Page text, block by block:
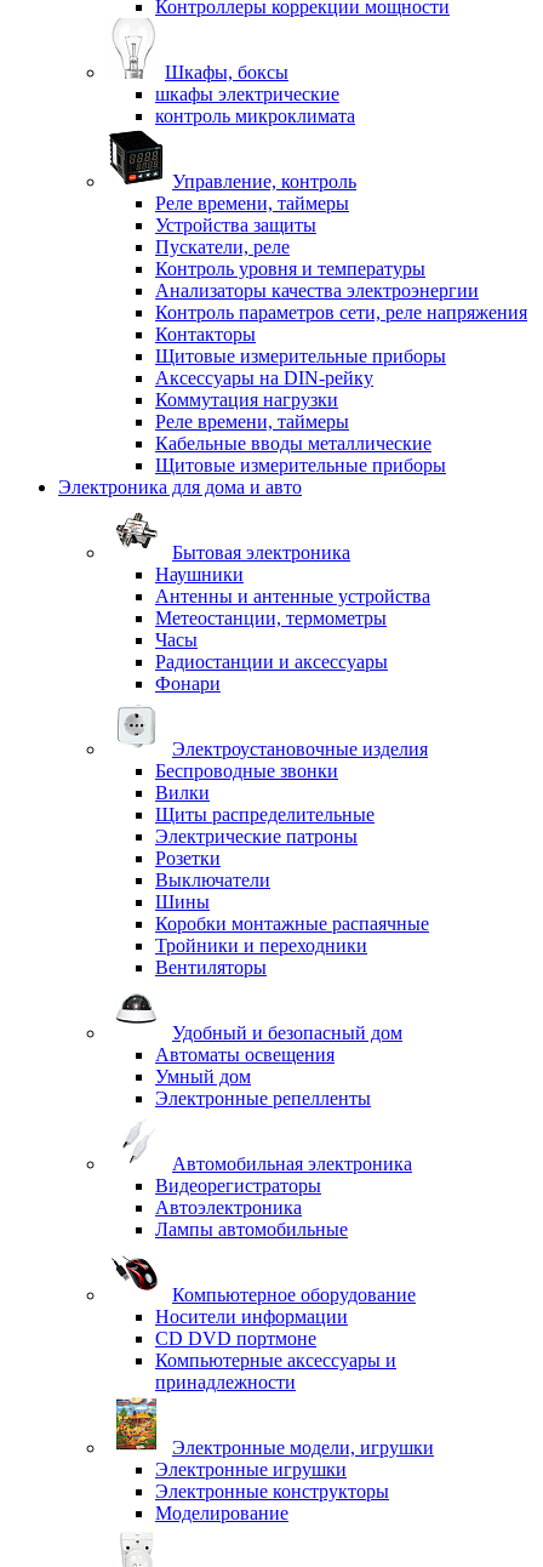
Контроллеры коррекции мощности
Шкафы, боксы
шкафы электрические
контроль микроклимата
Управление, контроль
Реле времени, таймеры
Устройства защиты
Пускатели, реле
Контроль уровня и температуры
Анализаторы качества электроэнергии
Контроль параметров сети, реле напряжения
Контакторы
Щитовые измерительные приборы
Аксессуары на DIN-рейку
Коммутация нагрузки
Реле времени, таймеры
Кабельные вводы металлические
Щитовые измерительные приборы
Электроника для дома и авто
Бытовая электроника
Наушники
Антенны и антенные устройства
Метеостанции, термометры
Часы
Радиостанции и аксессуары
Фонари
Электроустановочные изделия
Беспроводные звонки
Вилки
Щиты распределительные
Электрические патроны
Розетки
Выключатели
Шины
Коробки монтажные распаячные
Тройники и переходники
Вентиляторы
Удобный и безопасный дом
Автоматы освещения
Умный дом
Электронные репелленты
Автомобильная электроника
Видеорегистраторы
Автоэлектроника
Лампы автомобильные
Компьютерное оборудование
Носители информации
CD DVD портмоне
Компьютерные аксессуары и
принадлежности
Электронные модели, игрушки
Электронные игрушки
Электронные конструкторы
Моделирование